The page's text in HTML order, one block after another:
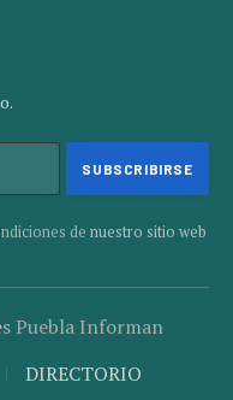
de nuestro sitio web
Puebla Informan
DIRECTORIO